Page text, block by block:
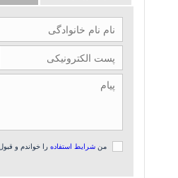
من شرایط استفاده را خواندم و